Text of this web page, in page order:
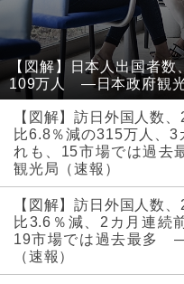
【図解】日本人出国者
109万人 ―日本政府観光
【図解】訪日外国人数
比6.8％減の315万人、3
れも、15市場では過
観光局（速報）
【図解】訪日外国人数
比3.6％減、2カ月連続
19市場では過去最多
（速報）